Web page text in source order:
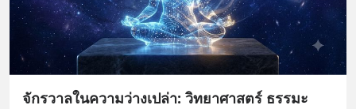
จักรวาลในความว่างเปล่า: วิทยาศาสตร์ ธรรมะ